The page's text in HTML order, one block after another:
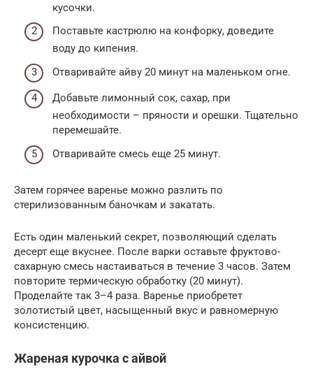
кусочки.
Поставьте кастрюлю на конфорку, доведите
воду до кипения.
Отваривайте айву 20 минут на маленьком огне.
Добавьте лимонный сок, сахар, при
необходимости – пряности и орешки. Тщательно
перемешайте.
Отваривайте смесь еще 25 минут.
Затем горячее варенье можно разлить по
стерилизованным баночкам и закатать.
Есть один маленький секрет, позволяющий сделать
десерт еще вкуснее. После варки оставьте фруктово-
сахарную смесь настаиваться в течение 3 часов. Затем
повторите термическую обработку (20 минут).
Проделайте так 3–4 раза. Варенье приобретет
золотистый цвет, насыщенный вкус и равномерную
консистенцию.
Жареная курочка с айвой